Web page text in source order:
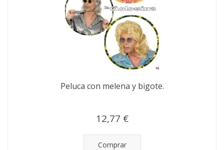
Peluca con melena y bigote.
12,77 €
Comprar